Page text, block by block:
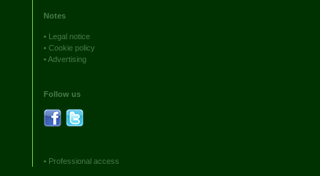
Notes
• Legal notice
• Cookie policy
•Advertising
Follow us
• Professional access